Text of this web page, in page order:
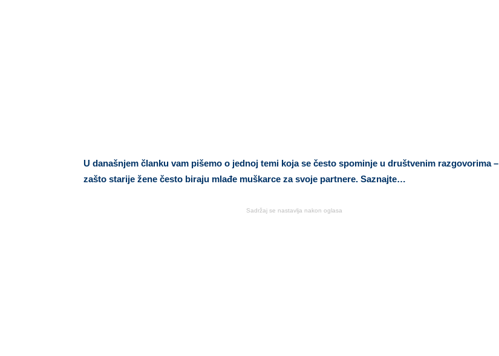
U današnjem članku vam pišemo o jednoj temi koja se često spominje u društvenim razgovorima –
zašto starije žene često biraju mlađe muškarce za svoje partnere. Saznajte…
Sadržaj se nastavlja nakon oglasa